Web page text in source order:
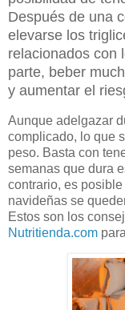
Después de una
elevarse los
relacionados con
parte, beber
y aumentar el
Aunque adelgazar
complicado, lo que
peso. Basta con
semanas que dura
contrario, es
navideñas se
Estos son los
Nutritienda.com